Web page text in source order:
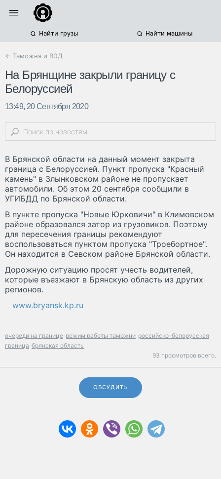
Найти грузы Найти машины
← Таможня и ВЭД
На Брянщине закрыли границу с
Белоруссией
13:49, 20 Сентября 2020
В Брянской области на данный момент закрыта
граница с Белоруссией. Пункт пропуска "Красный
камень" в Злынковском районе не пропускает
автомобили. Об этом 20 сентября сообщили в
УГИБДД по Брянской области.
В пункте пропуска "Новые Юрковичи" в Климовском
районе образовался затор из грузовиков. Поэтому
для пересечения границы рекомендуют
воспользоваться пунктом пропуска "Троебортное".
Он находится в Севском районе Брянской области.
Дорожную ситуацию просят учесть водителей,
которые въезжают в Брянскую область из других
регионов.
www.bryansk.kp.ru
очереди на границе режим работы таможни российско-белорусская
граница брянская область
93 просмотров всего.
ОБСУДИТЬ